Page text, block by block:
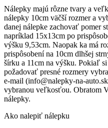
Nálepky majú rôzne tvary a
nálepky 10cm väčší rozmer a
danej nálepke zachovať pomer
napríklad 15x13cm po
výšku 9,53cm. Naopak ka má
prispôsobení na 10cm dlhšej
šírku a 11cm na výšku. Pokiaľ
požadovať presné rozmery
e-mail (info@nalepky-na-
vybranou veľkosťou. Obratom
nálepky.
Ako nalepiť nálepku